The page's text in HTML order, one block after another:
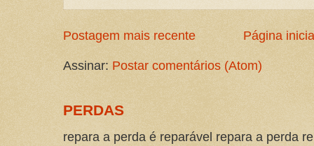
Postagem mais recente Página
Assinar: Postar comentários (Atom)
PERDAS
repara a perda é reparável repara a perda